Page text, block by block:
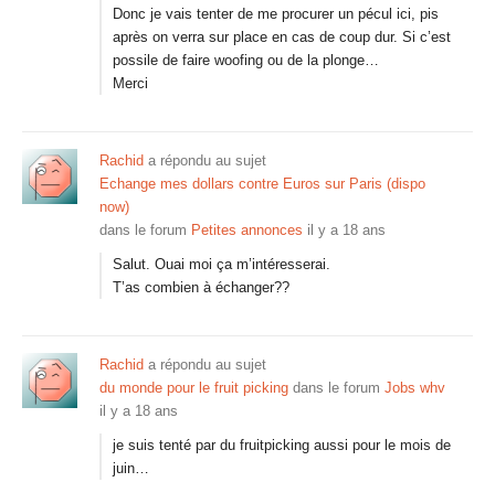
Donc je vais tenter de me procurer un pécul ici, pis
après on verra sur place en cas de coup dur. Si c’est
possile de faire woofing ou de la plonge…
Merci
Rachid a répondu au sujet
Echange mes dollars contre Euros sur Paris (dispo
now)
dans le forum Petites annonces il y a 18 ans
Salut. Ouai moi ça m’intéresserai.
T’as combien à échanger??
Rachid a répondu au sujet
du monde pour le fruit picking dans le forum Jobs whv
il y a 18 ans
je suis tenté par du fruitpicking aussi pour le mois de
juin…